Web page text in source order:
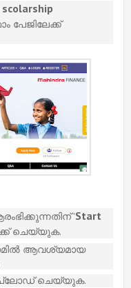
പേജിലേക്ക്
'Start
ചെയ്യുക.
ആവശ്യമായ
ചെയ്യുക.